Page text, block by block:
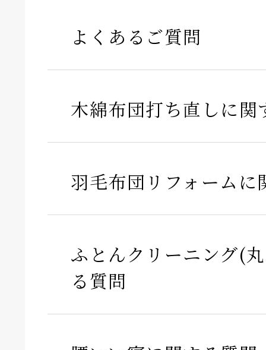
よくあるご質問
木綿布団打ち直しに関
羽毛布団リフォームに
ふとんクリーニング(
る質問